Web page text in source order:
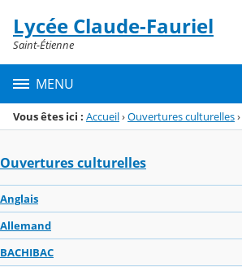
Menu de la rubrique
Contenu
Lycée Claude-Fauriel
Saint-Étienne
MENU
Vous êtes ici : Accueil›Ouvertures culturelles›
Ouvertures culturelles
Anglais
Allemand
BACHIBAC